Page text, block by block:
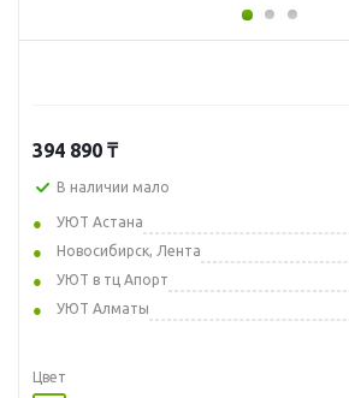
394 890 ₸
В наличии мало
УЮТ Астана
Новосибирск, Лента
УЮТ в тц Апорт
УЮТ Алматы
Цвет